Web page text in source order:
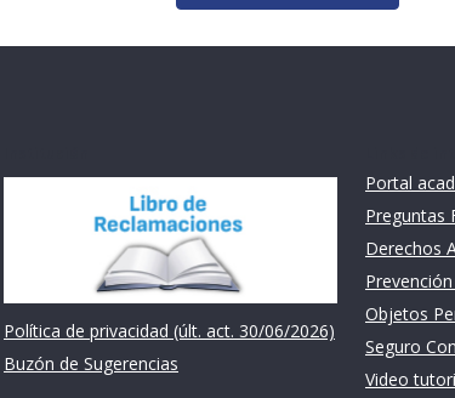
Política de privacidad (últ. act. 30/06/2026)
Buzón de Sugerencias
Portal
Preguntas
Derechos
Objetos
Seguro
Video